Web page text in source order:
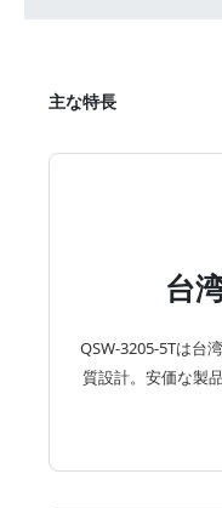
主な特長
台
QSW-3205-5Tは台
質設計。安価な製